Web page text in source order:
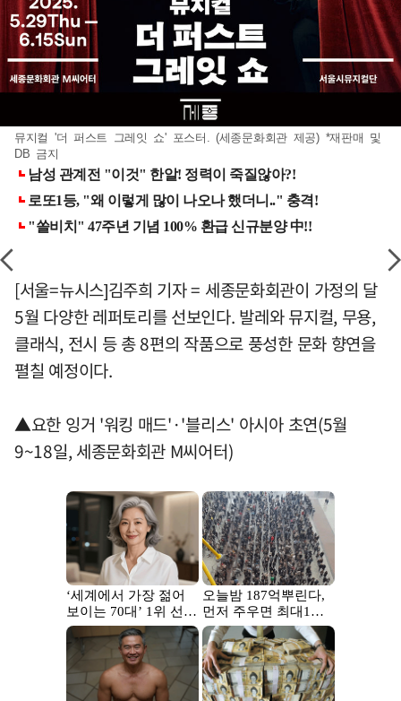
뮤지컬 '더 퍼스트 그레잇 쇼' 포스터. (세종문화회관 제공) *재판매 및
DB 금지
[서울=뉴시스]김주희 기자 = 세종문화회관이 가정의 달
5월 다양한 레퍼토리를 선보인다. 발레와 뮤지컬, 무용,
클래식, 전시 등 총 8편의 작품으로 풍성한 문화 향연을
펼칠 예정이다.
▲요한 잉거 '워킹 매드'·'블리스' 아시아 초연(5월
9~18일, 세종문화회관 M씨어터)